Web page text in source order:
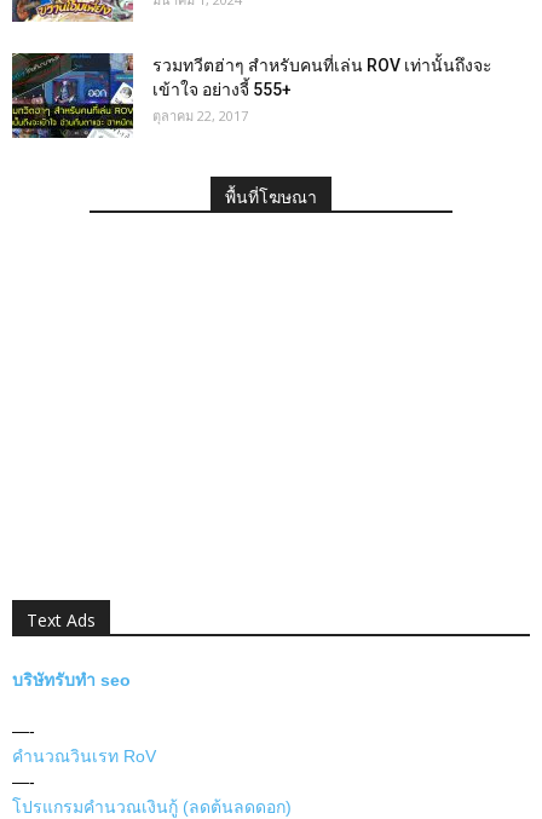
รวมทวีตฮ่าๆ สำหรับคนที่เล่น ROV เท่านั้นถึงจะ
เข้าใจ อย่างจี้ 555+
ตุลาคม 22, 2017
พื้นที่โฆษณา
Text Ads
บริษัทรับทำ seo
—-
คำนวณวินเรท RoV
—-
โปรแกรมคำนวณเงินกู้ (ลดต้นลดดอก)